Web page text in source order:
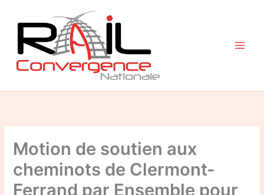
contenu
Motion de soutien aux
cheminots de Clermont-
Ferrand par Ensemble pour